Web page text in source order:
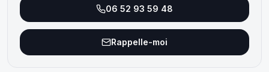
06 52 93 59 48
Rappelle-moi